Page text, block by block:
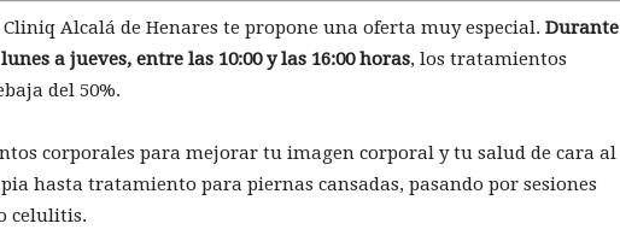
Cliniq Alcalá de Henares te propone una oferta muy especial. Durante
a jueves, entre las 10:00 y las 16:00 horas, los tratamientos
del 50%.
corporales para mejorar tu imagen corporal y tu salud de cara al
hasta tratamiento para piernas cansadas, pasando por sesiones
celulitis.